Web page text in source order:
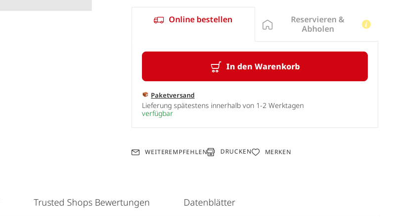
Online bestellen
In den Warenkorb
Paketversand
Lieferung spätestens innerhalb von 1-2 Werktagen
verfügbar
Reservieren &
Abholen
WEITEREMPFEHLEN DRUCKEN MERKEN
Trusted Shops Bewertungen Datenblätter